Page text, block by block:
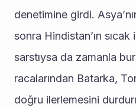
denetimine girdi.
sonra Hindistan’ın sıcak
sarstıysa da zamanla
racalarından Batarka,
doğru ilerlemesini